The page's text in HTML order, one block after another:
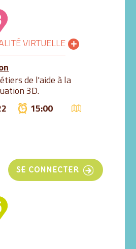
VIRTUELLE
de l'aide à la
3D.
15:00
SE CONNECTER